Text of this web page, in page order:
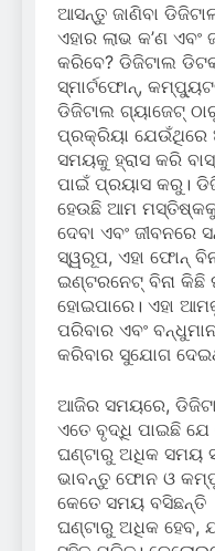
ଆସନ୍ତୁ ଜାଣିବା
ଏହାର ଲାଭ କ’ଣ
କରିବେ? ଡିଜିଟାଲ
ସ୍ମାର୍ଟଫୋନ୍,
ଡିଜିଟାଲ ଗ୍ୟାଜେଟ୍
ପ୍ରକ୍ରିୟା ଯେଉଁଥିରେ
ସମୟକୁ ହ୍ରାସ କରି
ପାଇଁ ପ୍ରୟାସ କରୁ।
ହେଉଛି ଆମ ମସ୍ତିଷ୍କକୁ
ଦେବା ଏବଂ ଜୀବନରେ
ସ୍ୱରୂପ, ଏହା ଫୋନ୍
ଇଣ୍ଟରନେଟ୍ ବିନା କିଛି
ହୋଇପାରେ। ଏହା
ପରିବାର ଏବଂ
କରିବାର ସୁଯୋଗ
ଆଜିର ସମୟରେ,
ଏତେ ବୃଦ୍ଧି ପାଇଛି ଯେ
ଘଣ୍ଟାରୁ ଅଧିକ ସମୟ
ଭାବନ୍ତୁ ଫୋନ ଓ
କେତେ ସମୟ ବସିଛନ୍ତି
ଘଣ୍ଟାରୁ ଅଧିକ ହେବ,